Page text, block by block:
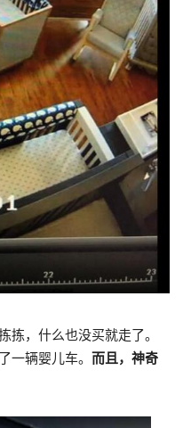
拣，什么也没买就走了。
一辆婴儿车。 而且，神奇